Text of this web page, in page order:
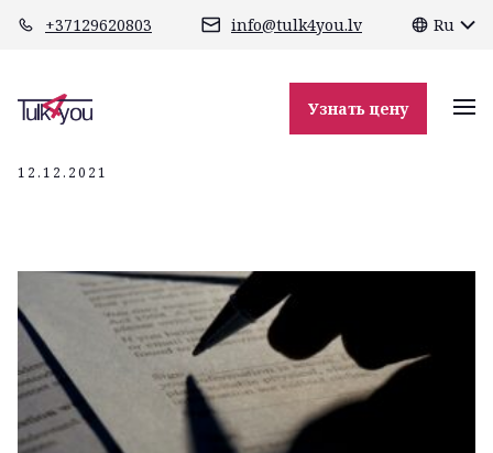
+37129620803 info@tulk4you.lv Ru
Узнать цену
class="header-margin " role="main"
rakstiskie
tulkojumi
12.12.2021